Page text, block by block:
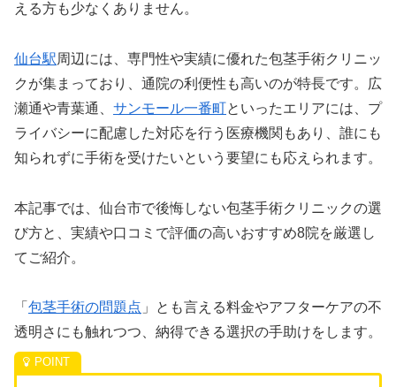
える方も少なくありません。
仙台駅周辺には、専門性や実績に優れた包茎手術クリニッ
クが集まっており、通院の利便性も高いのが特長です。広
瀬通や青葉通、 サンモール一番町といったエリアには、プ
ライバシーに配慮した対応を行う医療機関もあり、誰にも
知られずに手術を受けたいという要望にも応えられます。
本記事では、仙台市で後悔しない包茎手術クリニックの選
び方と、実績や口コミで評価の高いおすすめ8院を厳選し
てご紹介。
「 包茎手術の問題点 」とも言える料金やアフターケアの不
透明さにも触れつつ、納得できる選択の手助けをします。